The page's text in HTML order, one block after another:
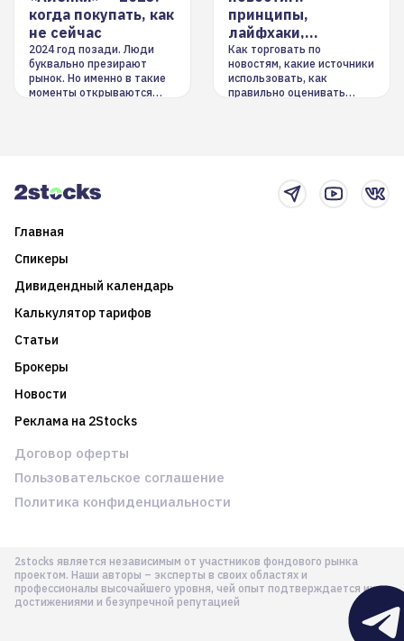
когда покупать, как
не сейчас
2024 год позади. Люди
буквально презирают
рынок. Но именно в такие
моменты открываются
принципы,
лайфхаки,
инструменты
Как торговать по
новостям, какие источники
использовать, как
правильно оценивать
Главная
Спикеры
Дивидендный календарь
Калькулятор тарифов
Статьи
Брокеры
Новости
Реклама на 2Stocks
2stocks является независимым от участников фондового рынка
проектом. Наши авторы – эксперты в своих областях и
профессионалы высочайшего уровня, чей опыт подтверждается их
достижениями и безупречной репутацией
Договор оферты
Пользовательское соглашение
Политика конфиденциальности